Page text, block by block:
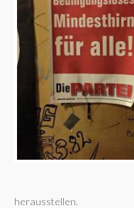
herausstellen.